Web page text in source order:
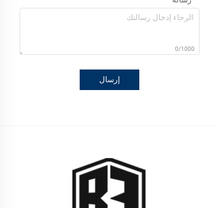
0/1000
إرسال